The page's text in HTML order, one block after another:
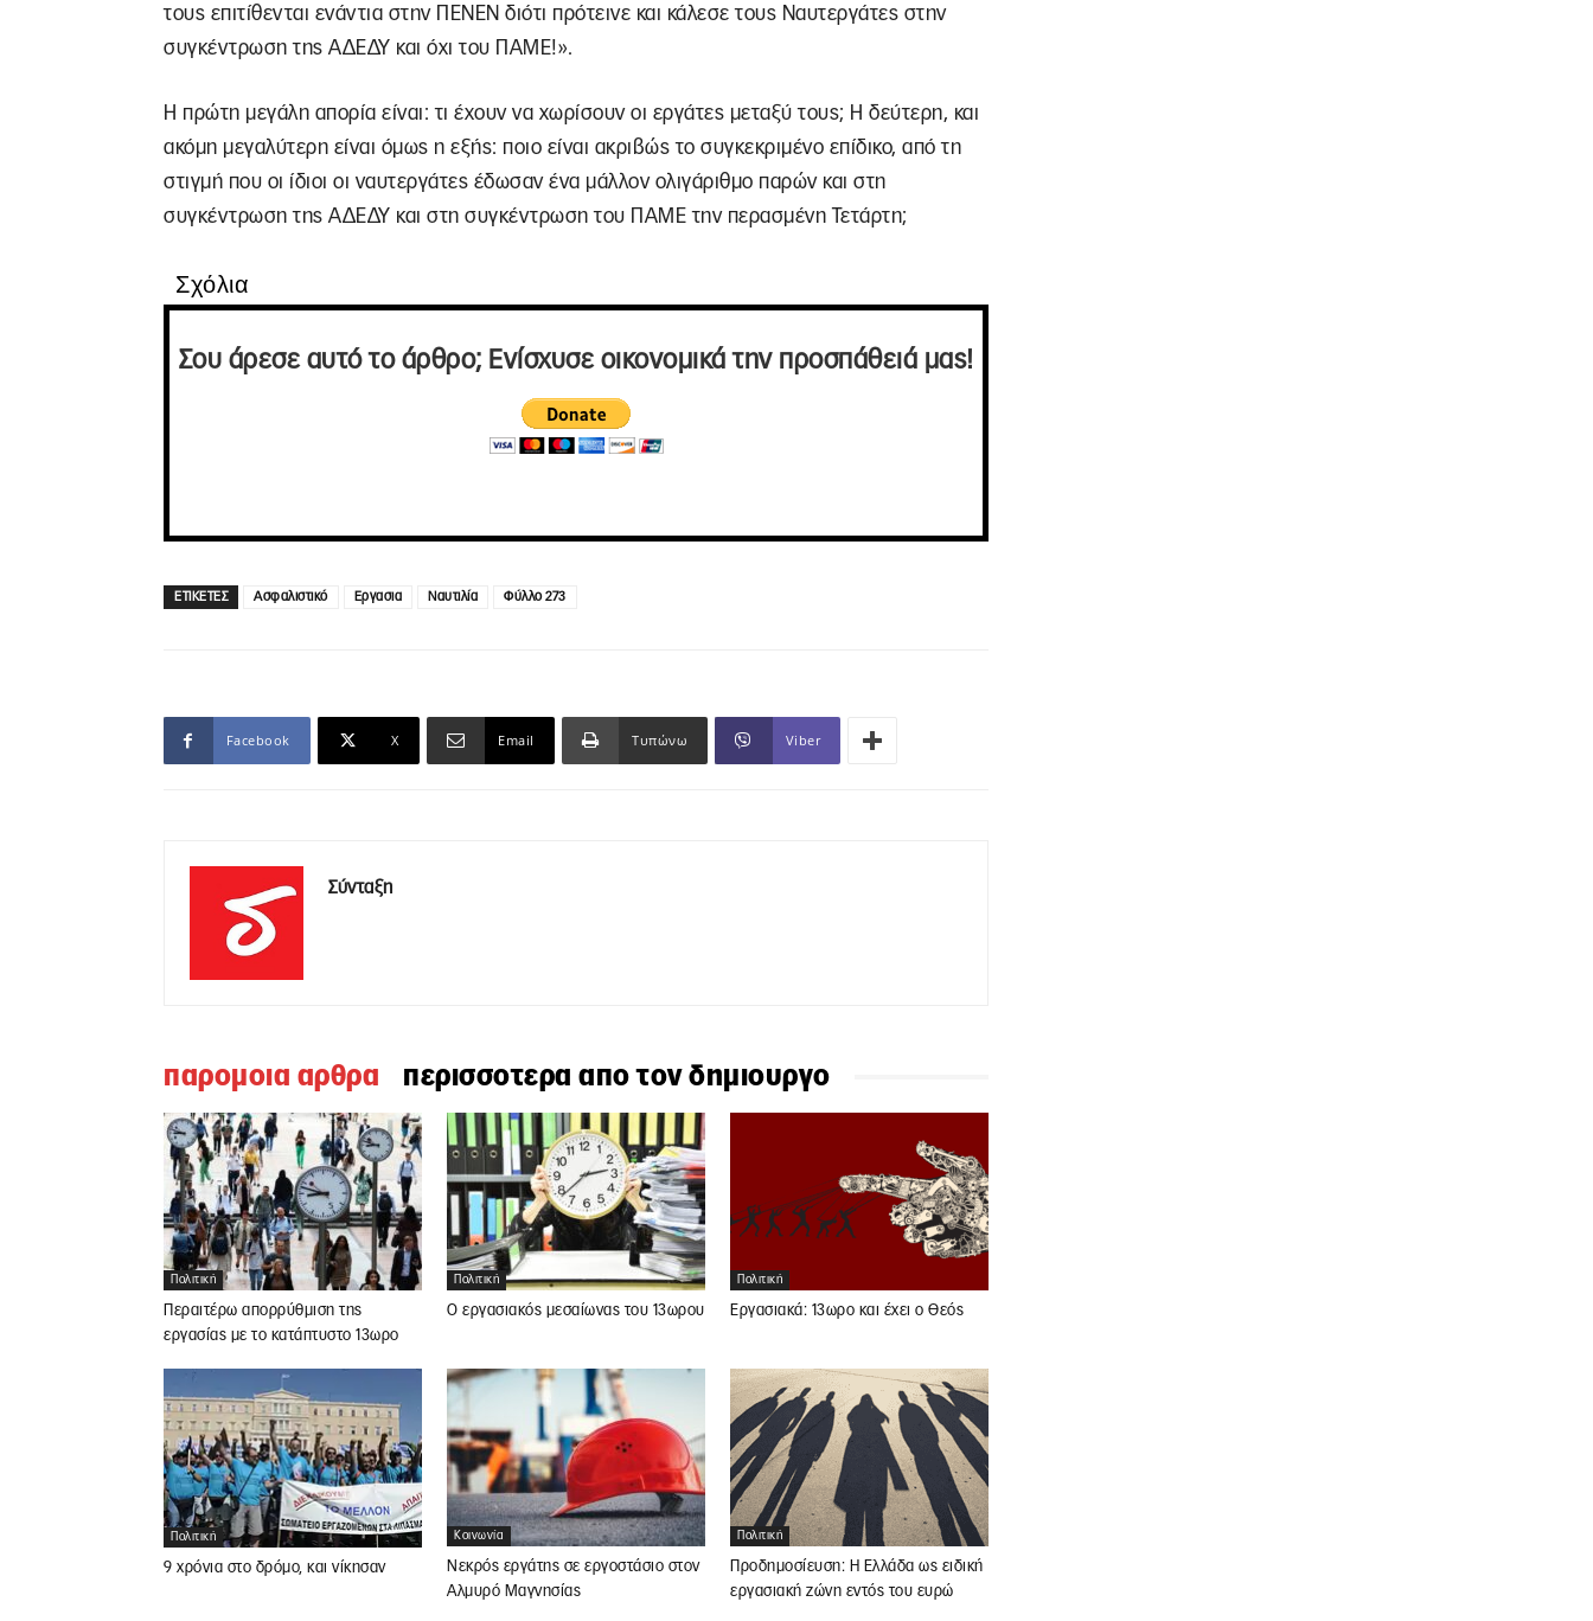
τους επιτίθενται ενάντια στην ΠΕΝΕΝ διότι πρότεινε και κάλεσε τους Ναυτεργάτες στην
συγκέντρωση της ΑΔΕΔΥ και όχι του ΠΑΜΕ!».
Η πρώτη μεγάλη απορία είναι: τι έχουν να χωρίσουν οι εργάτες μεταξύ τους; Η δεύτερη, και
ακόμη μεγαλύτερη είναι όμως η εξής: ποιο είναι ακριβώς το συγκεκριμένο επίδικο, από τη
στιγμή που οι ίδιοι οι ναυτεργάτες έδωσαν ένα μάλλον ολιγάριθμο παρών και στη
συγκέντρωση της ΑΔΕΔΥ και στη συγκέντρωση του ΠΑΜΕ την περασμένη Τετάρτη;
Σχόλια
Σου άρεσε αυτό το άρθρο; Ενίσχυσε οικονομικά την προσπάθειά μας!
ΕΤΙΚΕΤΕΣ Ασφαλιστικό Εργασια Ναυτιλία Φύλλο 273
Facebook X Email Τυπώνω Viber
Σύνταξη
παρομοια αρθρα περισσοτερα απο τον δημιουργο
Πολιτική
Περαιτέρω απορρύθμιση της
εργασίας με το κατάπτυστο 13ωρο
Πολιτική
Ο εργασιακός μεσαίωνας του 13ωρου
Πολιτική
Εργασιακά: 13ωρο και έχει ο Θεός
Πολιτική
9 χρόνια στο δρόμο, και νίκησαν
Κοινωνία
Νεκρός εργάτης σε εργοστάσιο στον
Αλμυρό Μαγνησίας
Πολιτική
Προδημοσίευση: Η Ελλάδα ως ειδική
εργασιακή ζώνη εντός του ευρώ